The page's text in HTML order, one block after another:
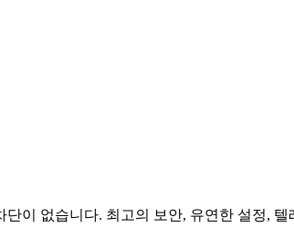
이 없습니다. 최고의 보안, 유연한 설정, 텔